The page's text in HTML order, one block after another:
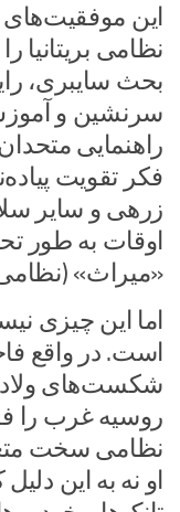
این موفقیت‌های
نظامی بریتانیا
بحث سایبری،
سرنشین و
راهنمایی
فکر تقویت
زرهی و سایر
اوقات به طور
«میراث»
اما این چیزی
است. در واقع
شکست‌های
روسیه غرب را
نظامی سخت
او نه به این